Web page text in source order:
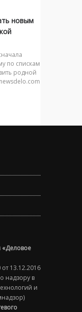
новым
по спискам
родной
«Деловое
13.12.2016
надзору в
и